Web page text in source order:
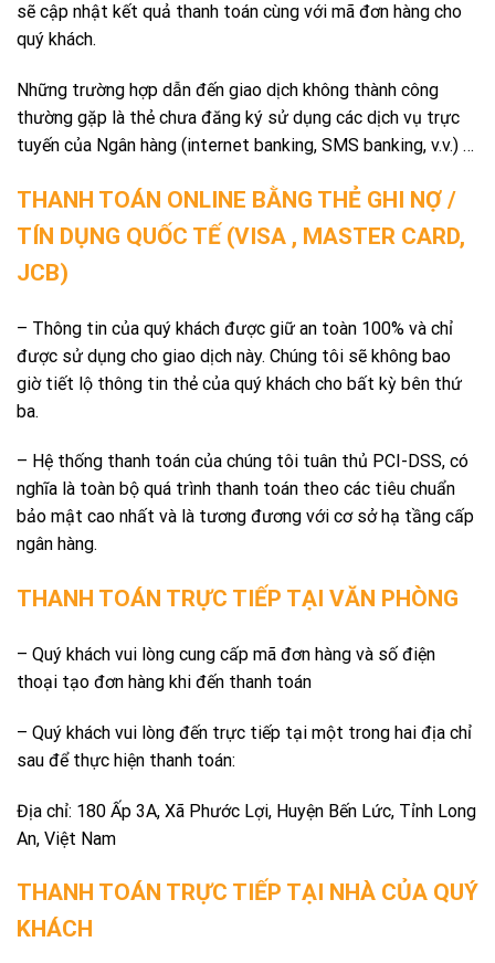
sẽ cập nhật kết quả thanh toán cùng với mã đơn hàng cho
quý khách.
Những trường hợp dẫn đến giao dịch không thành công
thường gặp là thẻ chưa đăng ký sử dụng các dịch vụ trực
tuyến của Ngân hàng (internet banking, SMS banking, v.v.) …
THANH TOÁN ONLINE BẰNG THẺ GHI NỢ /
TÍN DỤNG QUỐC TẾ (VISA , MASTER CARD,
JCB)
– Thông tin của quý khách được giữ an toàn 100% và chỉ
được sử dụng cho giao dịch này. Chúng tôi sẽ không bao
giờ tiết lộ thông tin thẻ của quý khách cho bất kỳ bên thứ
ba.
– Hệ thống thanh toán của chúng tôi tuân thủ PCI-DSS, có
nghĩa là toàn bộ quá trình thanh toán theo các tiêu chuẩn
bảo mật cao nhất và là tương đương với cơ sở hạ tầng cấp
ngân hàng.
THANH TOÁN TRỰC TIẾP TẠI VĂN PHÒNG
– Quý khách vui lòng cung cấp mã đơn hàng và số điện
thoại tạo đơn hàng khi đến thanh toán
– Quý khách vui lòng đến trực tiếp tại một trong hai địa chỉ
sau để thực hiện thanh toán:
Địa chỉ: 180 Ấp 3A, Xã Phước Lợi, Huyện Bến Lức, Tỉnh Long
An, Việt Nam
THANH TOÁN TRỰC TIẾP TẠI NHÀ CỦA QUÝ
KHÁCH